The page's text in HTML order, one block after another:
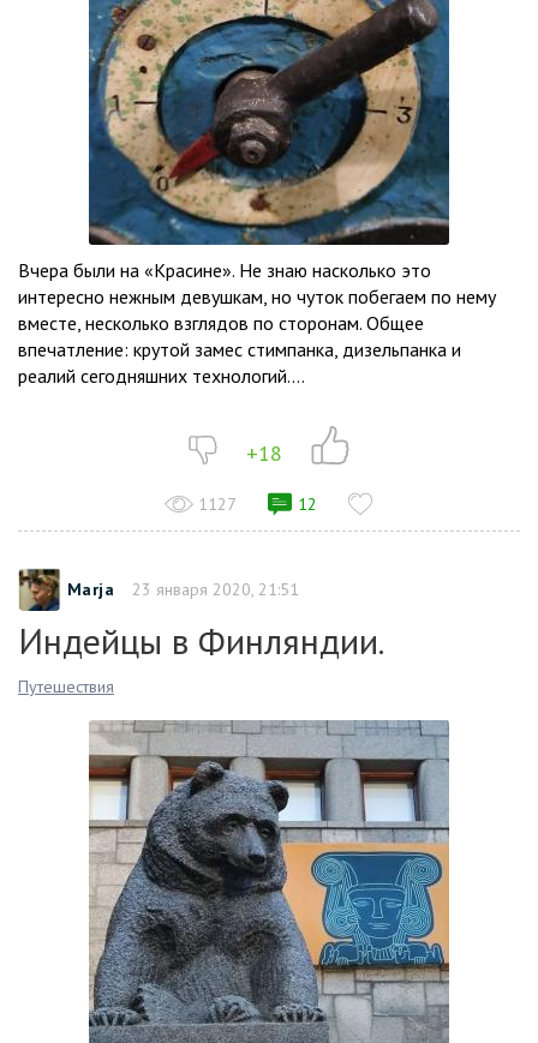
Вчера были на «Красине». Не знаю насколько это
интересно нежным девушкам, но чуток побегаем по нему
вместе, несколько взглядов по сторонам. Общее
впечатление: крутой замес стимпанка, дизельпанка и
реалий сегодняшних технологий....
+18
1127 12
Marja 23 января 2020, 21:51
Индейцы в Финляндии.
Путешествия